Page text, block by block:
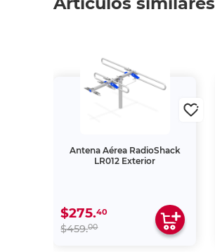
Antena Aérea RadioShack
LR012 Exterior
$275.40
$459.00